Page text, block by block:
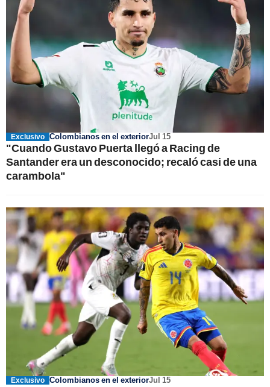
Exclusivo Colombianos en el exteriorJul 15
"Cuando Gustavo Puerta llegó a Racing de
Santander era un desconocido; recaló casi de una
carambola"
Exclusivo Colombianos en el exteriorJul 15